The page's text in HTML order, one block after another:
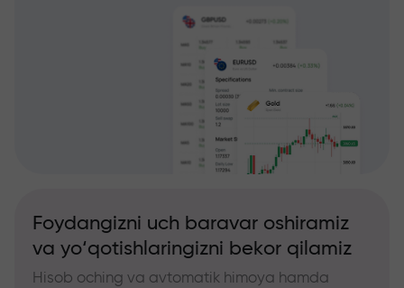
Foydangizni uch baravar oshiramiz
va yo‘qotishlaringizni bekor qilamiz
Hisob oching va avtomatik himoya hamda